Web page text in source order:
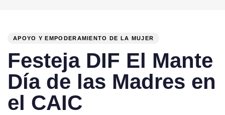
APOYO Y EMPODERAMIENTO DE LA MUJER
Festeja DIF El Mante
Día de las Madres en
el CAIC